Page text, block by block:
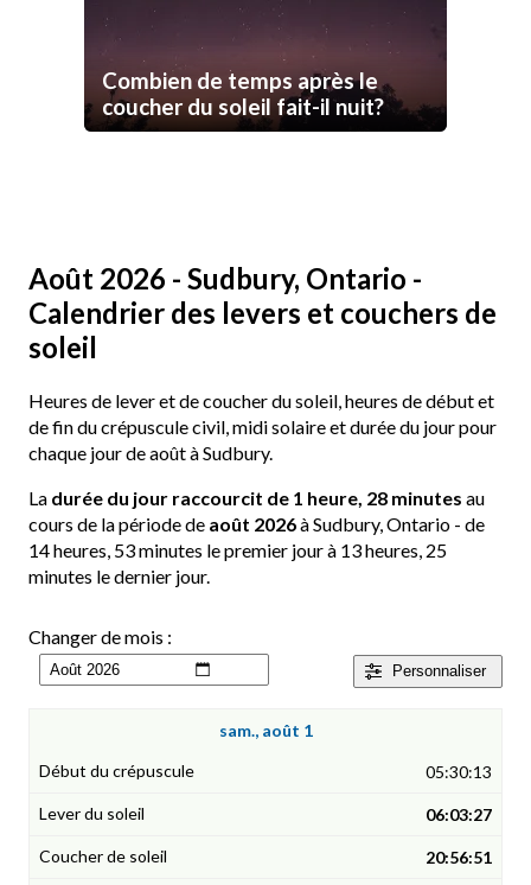
Combien de temps après le
coucher du soleil fait-il nuit?
Août 2026 - Sudbury, Ontario -
Calendrier des levers et couchers de
soleil
Heures de lever et de coucher du soleil, heures de début et
de fin du crépuscule civil, midi solaire et durée du jour pour
chaque jour de août à Sudbury.
La durée du jour raccourcit de 1 heure, 28 minutes au
cours de la période de août 2026à Sudbury, Ontario - de
14 heures, 53 minutes le premier jour à 13 heures, 25
minutes le dernier jour.
Personnaliser
Changer de mois :
sam., août 1
05:30:13
06:03:27
20:56:51